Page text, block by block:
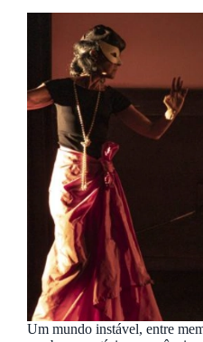
Um mundo instável, entre